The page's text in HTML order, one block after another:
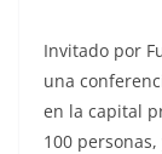
Invitado por
una
en la capital
100